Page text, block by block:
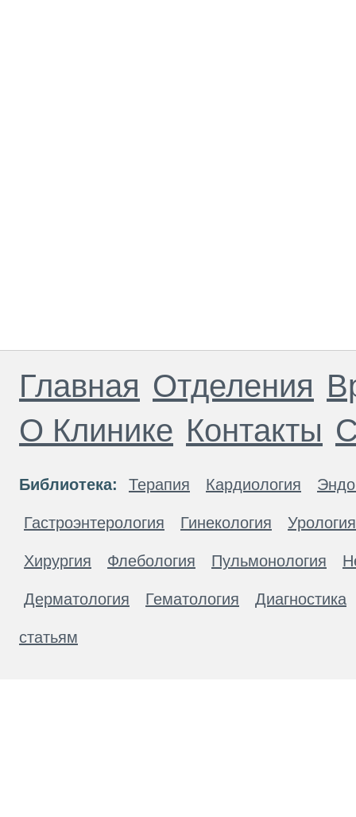
Главная Отделения
О Клинике Контакты
Библиотека: Терапия Кардиология
Гастроэнтерология Гинекология Урология
Хирургия Флебология Пульмонология
Дерматология Гематология Диагностика
статьям